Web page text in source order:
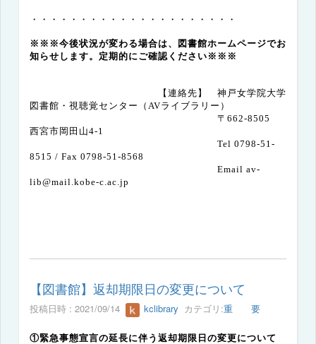
・・・・・・・・・・・・・・・・・・・・・
※※※今後状況が変わる場合は、図書館ホームページでお
知らせします。定期的にご確認ください※※※
【連絡先】 神戸女学院大学
図書館・視聴覚センター（AVライブラリー）
〒 662-8505
西宮市岡田山4-1
Tel 0798-51-
8515 / Fax 0798-51-8568
Email av-
lib@mail.kobe-c.ac.jp
【図書館】返却期限日の変更について
投稿日時 : 2021/09/14 kclibrary カテゴリ:重 要
①緊急事態宣言の延長に伴う返却期限日の変更について